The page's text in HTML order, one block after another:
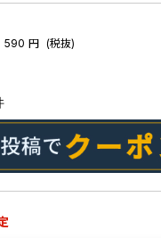
590 円 (税抜)